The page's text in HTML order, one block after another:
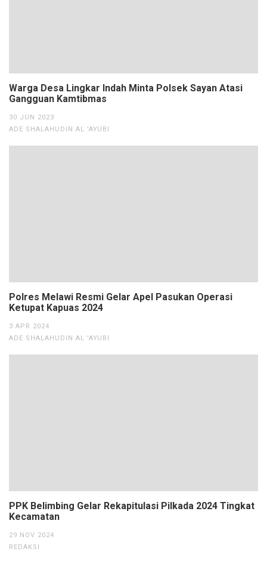
Warga Desa Lingkar Indah Minta Polsek Sayan Atasi
Gangguan Kamtibmas
30 JUN 2023
ADE SHALAHUDIN AL 'AYUBI
Polres Melawi Resmi Gelar Apel Pasukan Operasi
Ketupat Kapuas 2024
3 APR 2024
ADE SHALAHUDIN AL 'AYUBI
PPK Belimbing Gelar Rekapitulasi Pilkada 2024 Tingkat
Kecamatan
29 NOV 2024
REDAKSI